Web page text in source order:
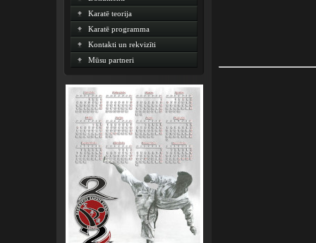
Karatē teorija
Karatē programma
Kontakti un rekvizīti
Mūsu partneri